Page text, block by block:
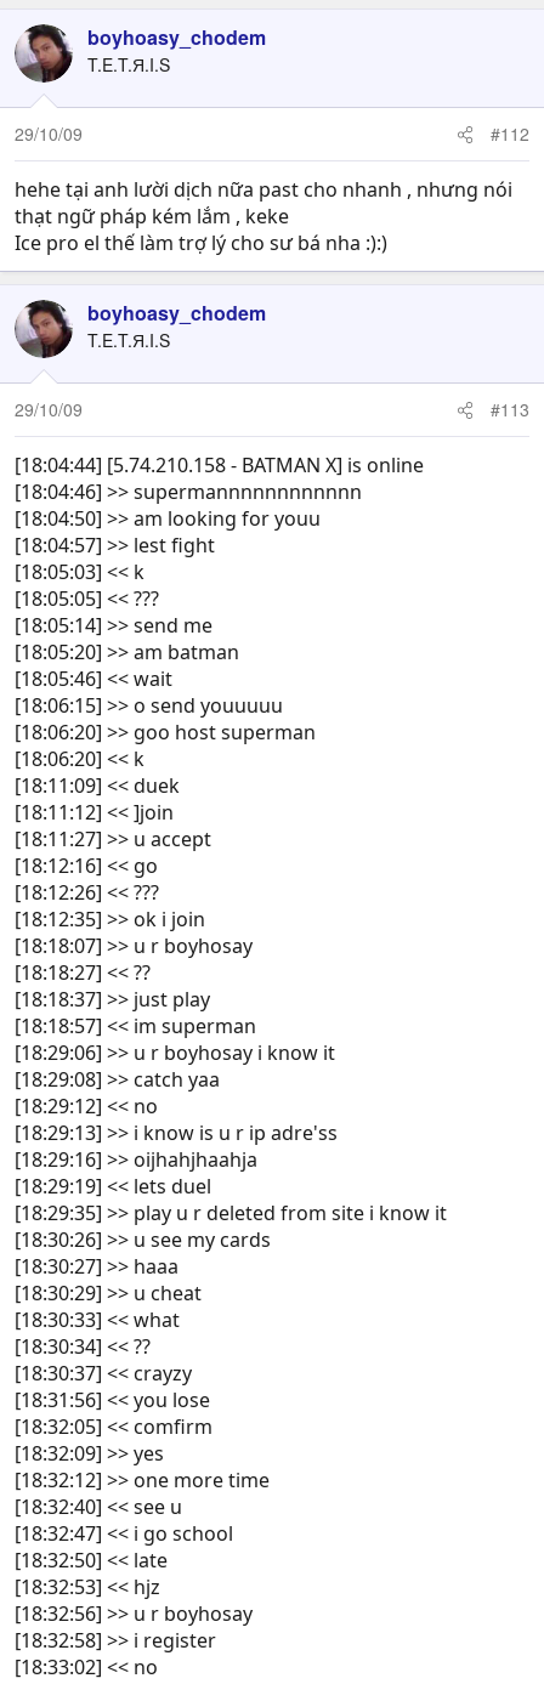
boyhoasy_chodem
T.E.T.Я.I.S
29/10/09 #112
hehe tại anh lười dịch nữa past cho nhanh , nhưng nói
thạt ngữ pháp kém lắm , keke
Ice pro el thế làm trợ lý cho sư bá nha :):)
boyhoasy_chodem
T.E.T.Я.I.S
29/10/09 #113
[18:04:44] [5.74.210.158 - BATMAN X] is online
[18:04:46] >> supermannnnnnnnnnnn
[18:04:50] >> am looking for youu
[18:04:57] >> lest fight
[18:05:03] << k
[18:05:05] << ???
[18:05:14] >> send me
[18:05:20] >> am batman
[18:05:46] << wait
[18:06:15] >> o send youuuuu
[18:06:20] >> goo host superman
[18:06:20] << k
[18:11:09] << duek
[18:11:12] << ]join
[18:11:27] >> u accept
[18:12:16] << go
[18:12:26] << ???
[18:12:35] >> ok i join
[18:18:07] >> u r boyhosay
[18:18:27] << ??
[18:18:37] >> just play
[18:18:57] << im superman
[18:29:06] >> u r boyhosay i know it
[18:29:08] >> catch yaa
[18:29:12] << no
[18:29:13] >> i know is u r ip adre'ss
[18:29:16] >> oijhahjhaahja
[18:29:19] << lets duel
[18:29:35] >> play u r deleted from site i know it
[18:30:26] >> u see my cards
[18:30:27] >> haaa
[18:30:29] >> u cheat
[18:30:33] << what
[18:30:34] << ??
[18:30:37] << crayzy
[18:31:56] << you lose
[18:32:05] << comfirm
[18:32:09] >> yes
[18:32:12] >> one more time
[18:32:40] << see u
[18:32:47] << i go school
[18:32:50] << late
[18:32:53] << hjz
[18:32:56] >> u r boyhosay
[18:32:58] >> i register
[18:33:02] << no